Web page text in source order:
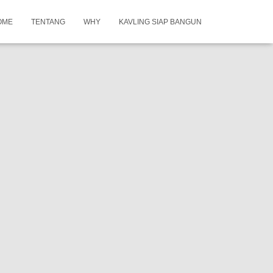
TENTANG WHY KAVLING SIAP BANGUN